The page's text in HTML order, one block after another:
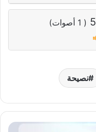
5
(
1 أصوات)
نصيحة